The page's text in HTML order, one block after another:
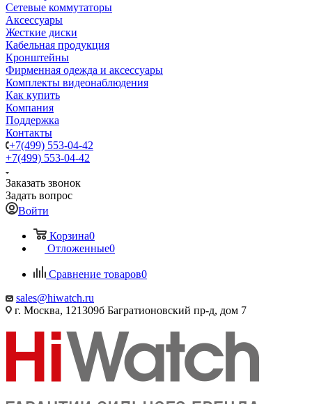
Сетевые коммутаторы
Аксессуары
Жесткие диски
Кабельная продукция
Кронштейны
Фирменная одежда и аксессуары
Комплекты видеонаблюдения
Как купить
Компания
Поддержка
Контакты
+7(499) 553-04-42
+7(499) 553-04-42
Заказать звонок
Задать вопрос
Войти
Корзина0
Отложенные0
Сравнение товаров0
sales@hiwatch.ru
г. Москва, 121309б Багратионовский пр-д, дом 7